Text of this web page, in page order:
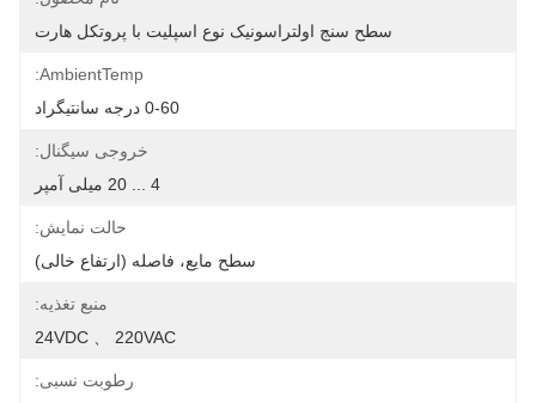
سطح سنج اولتراسونیک نوع اسپلیت با پروتکل هارت
AmbientTemp:
0-60 درجه سانتیگراد
خروجی سیگنال:
4 ... 20 میلی آمپر
حالت نمایش:
سطح مایع، فاصله (ارتفاع خالی)
منبع تغذیه:
24VDC 、 220VAC
رطوبت نسبی: